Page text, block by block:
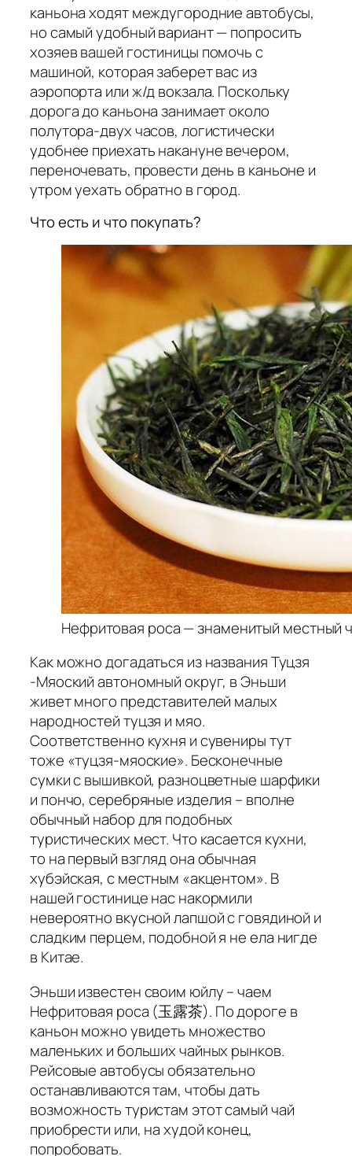
каньона ходят междугородние автобусы,
но самый удобный вариант — попросить
хозяев вашей гостиницы помочь с
машиной, которая заберет вас из
аэропорта или ж/д вокзала. Поскольку
дорога до каньона занимает около
полутора-двух часов, логистически
удобнее приехать накануне вечером,
переночевать, провести день в каньоне и
утром уехать обратно в город.
Что есть и что покупать?
Нефритовая роса — знаменитый местный
Как можно догадаться из названия Туцзя
-Мяоский автономный округ, в Эньши
живет много представителей малых
народностей туцзя и мяо.
Соответственно кухня и сувениры тут
тоже «туцзя-мяоские». Бесконечные
сумки с вышивкой, разноцветные шарфики
и пончо, серебряные изделия – вполне
обычный набор для подобных
туристических мест. Что касается кухни,
то на первый взгляд она обычная
хубэйская, с местным «акцентом». В
нашей гостинице нас накормили
невероятно вкусной лапшой с говядиной и
сладким перцем, подобной я не ела нигде
в Китае.
Эньши известен своим юйлу – чаем
Нефритовая роса (玉露茶). По дороге в
каньон можно увидеть множество
маленьких и больших чайных рынков.
Рейсовые автобусы обязательно
останавливаются там, чтобы дать
возможность туристам этот самый чай
приобрести или, на худой конец,
попробовать.